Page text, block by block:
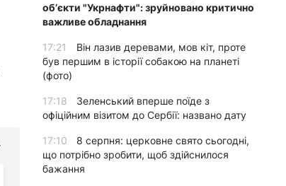
обʼєкти "Укрнафти": зруйновано критично
важливе обладнання
17:21
Він лазив деревами, мов кіт, проте
був першим в історії собакою на планеті
(фото)
17:18
Зеленський вперше поїде з
офіційним візитом до Сербії: названо дату
17:10
8 серпня: церковне свято сьогодні,
що потрібно зробити, щоб здійснилося
бажання